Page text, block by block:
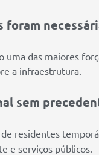
foram
das maiores
a infraestrutura.
sem
residentes
e serviços públicos.